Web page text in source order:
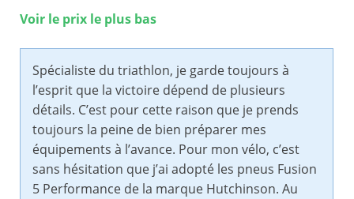
Voir le prix le plus bas
Spécialiste du triathlon, je garde toujours à
l’esprit que la victoire dépend de plusieurs
détails. C’est pour cette raison que je prends
toujours la peine de bien préparer mes
équipements à l’avance. Pour mon vélo, c’est
sans hésitation que j’ai adopté les pneus Fusion
5 Performance de la marque Hutchinson. Au